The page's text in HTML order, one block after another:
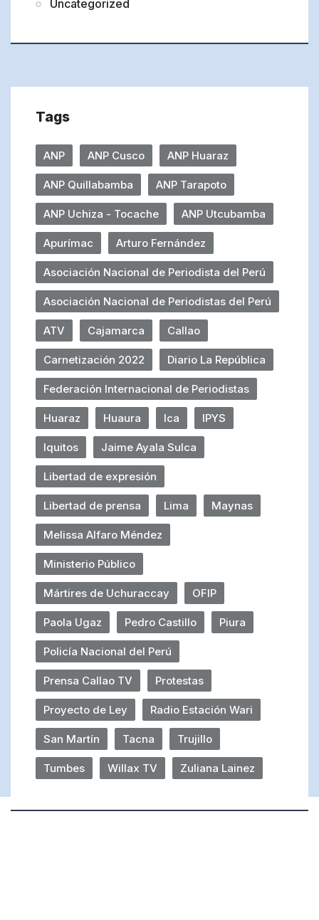
Uncategorized
Tags
ANP ANP Cusco ANP Huaraz
ANP Quillabamba ANP Tarapoto
ANP Uchiza - Tocache ANP Utcubamba
Apurímac Arturo Fernández
Asociación Nacional de Periodista del Perú
Asociación Nacional de Periodistas del Perú
ATV Cajamarca Callao
Carnetización 2022 Diario La República
Federación Internacional de Periodistas
Huaraz Huaura Ica IPYS
Iquitos Jaime Ayala Sulca
Libertad de expresión
Libertad de prensa Lima Maynas
Melissa Alfaro Méndez
Ministerio Público
Mártires de Uchuraccay OFIP
Paola Ugaz Pedro Castillo Piura
Policía Nacional del Perú
Prensa Callao TV Protestas
Proyecto de Ley Radio Estación Wari
San Martín Tacna Trujillo
Tumbes Willax TV Zuliana Lainez